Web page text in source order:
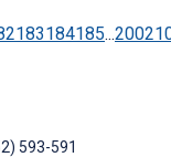
183184185...200
593-591